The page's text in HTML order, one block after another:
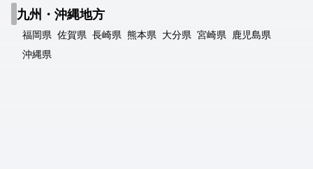
九州・沖縄地方
福岡県 佐賀県 長崎県 熊本県 大分県 宮崎県 鹿児島県
沖縄県